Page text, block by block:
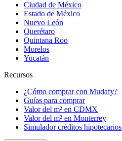
Ciudad de México
Estado de México
Nuevo León
Querétaro
Quintana Roo
Morelos
Yucatán
Recursos
¿Cómo comprar con Mudafy?
Guías para comprar
Valor del m² en CDMX
Valor del m² en Monterrey
Simulador créditos hipotecarios